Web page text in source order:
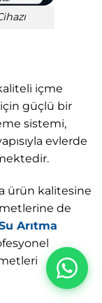
içme
güçlü bir
sistemi,
evlerde
ürün kalitesine
de
Arıtma